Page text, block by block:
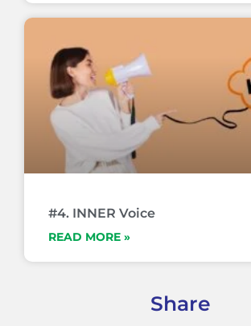
#4. INNER Voice
READ MORE »
Share